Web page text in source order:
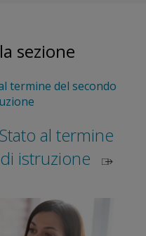
sezione
al termine
istruzione